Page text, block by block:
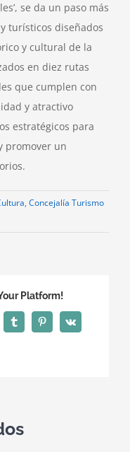
se da un paso más
turísticos diseñados
y cultural de la
en diez rutas
que cumplen con
y atractivo
estratégicos para
promover un
, Concejalía Turismo
Platform!
TumblrPinterest
Vk